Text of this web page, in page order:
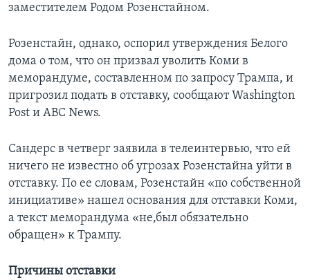
заместителем Родом Розенстайном.
Розенстайн, однако, оспорил утверждения Белого
дома о том, что он призвал уволить Коми в
меморандуме, составленном по запросу Трампа, и
пригрозил подать в отставку, сообщают Washington
Post и ABC News.
Сандерс в четверг заявила в телеинтервью, что ей
ничего не известно об угрозах Розенстайна уйти в
отставку. По ее словам, Розенстайн «по собственной
инициативе» нашел основания для отставки Коми,
а текст меморандума «не,был обязательно
обращен» к Трампу.
Причины отставки